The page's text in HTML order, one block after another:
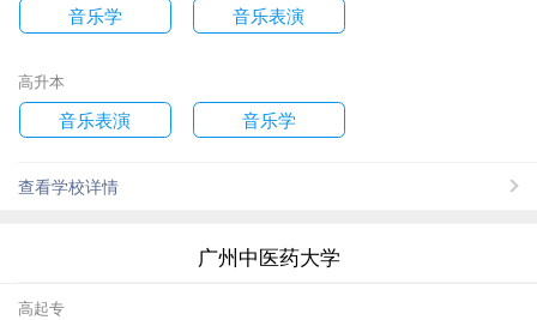
音乐学 音乐表演
高升本
音乐表演 音乐学
查看学校详情
广州中医药大学
高起专